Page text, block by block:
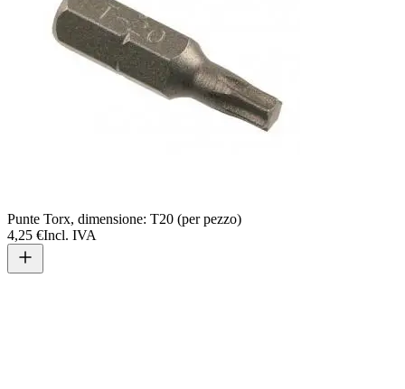
Punte Torx, dimensione: T20 (per pezzo)
4,25 €Incl. IVA